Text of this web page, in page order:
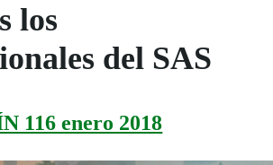
los
del SAS
116 enero 2018